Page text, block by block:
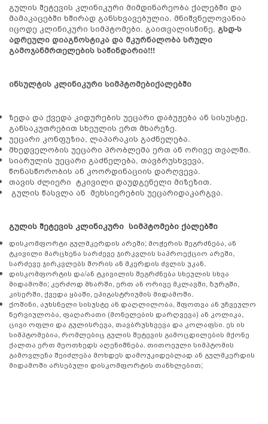
გულის შეტევის კლინიკური მიმდინარეობა ქალებში და
მამაკაცებში ხშირად განსხვავებულია. მნიშვნელოვანია
იცოდე კლინიკური სიმპტომები. გაითვალისწინე, გსდ-ს
ადრეული დიაგნოსტიკა და მკურნალობა სრული
გამოჯანმრთელების საწინდარია!!!
ინსულტის კლინიკური სიმპტომებიქალებში
ზედა და ქვედა კიდურების უეცარი დაბუჟება ან სისუსტე,
განსაკუთრებით სხეულის ერთ მხარეზე.
უეცარი კონფუზია, ლაპარაკის გაძნელება.
მხედველობის უეცარი პრობლემა ერთ ან ორივე თვალში.
სიარულის უეცარი გაძნელება, თავბრუსხვევა,
წონასწორობის ან კოორდინაციის დარღვევა.
თავის ძლიერი ტკივილი დაუდგენელი მიზეზით.
გულის წასვლა ან მეხსიერების უეცარიდაკარგვა.
გულის შეტევის კლინიკური სიმპტომები ქალებში
დისკომფორტი გულმკერდის არეში; მოჭერის შეგრძნება, ან
ტკივილი მარცხენა სარძევე ჯირკვლის საპროექციო არეში,
სარძევე ჯირკვლებს შორის ან მკერდის ძვლის უკან.
დისკომფორტის და/ან ტკივილის შეგრძნება სხეულის სხვა
მიდამოში; კერძოდ მხარში, ერთ ან ორივე მკლავში, ზურგში,
კისერში, ქვედა ყბაში, ეპიგასტრიუმის მიდამოში.
ქოშინი, აუხსნელი სისუსტე ან დაღლილობა, შფოთვა ან უჩვეულო
ნერვიულობა, ფაღარათი (მონელების დარღვევა) ან კოლიკა,
ცივი ოფლი და გულისრევა, თავბრუსხვევა და კოლაფსი. ეს ის
სიმპტომებია, რომლებიც გულის შეტევის გამოცდილების მქონე
ქალთა ერთ მეოთხედს აღენიშნება. თითოეული სიმპტომის
გამოვლენა შეიძლება მოხდეს დამოუკიდებლად ან გულმკერდის
მიდამოში არსებული დისკომფორტის თანხლებით;